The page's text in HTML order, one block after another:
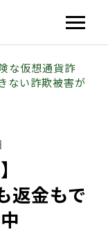
険な仮想通貨詐
ない詐欺被害が
金もで